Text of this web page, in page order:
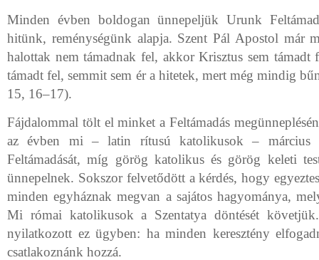
Minden évben boldogan ünnepeljük Urunk
hitünk, reménységünk alapja. Szent Pál Apostol már
halottak nem támadnak fel, akkor Krisztus sem
támadt fel, semmit sem ér a hitetek, mert még mindig
15, 16–17).
Fájdalommal tölt el minket a Feltámadás
az évben mi – latin rítusú katolikusok – március
Feltámadását, míg görög katolikus és görög keleti
ünnepelnek. Sokszor felvetődött a kérdés, hogy
minden egyháznak megvan a sajátos hagyománya,
Mi római katolikusok a Szentatya döntését
nyilatkozott ez ügyben: ha minden keresztény
csatlakoznánk hozzá.